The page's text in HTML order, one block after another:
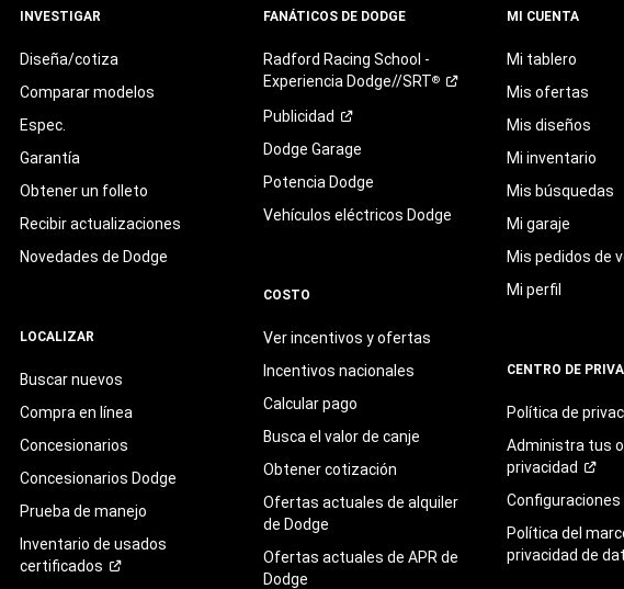
INVESTIGAR
Diseña/cotiza
Comparar modelos
Espec.
Garantía
Obtener un folleto
Recibir actualizaciones
Novedades de Dodge
LOCALIZAR
Buscar nuevos
Compra en línea
Concesionarios
Concesionarios Dodge
Prueba de manejo
Inventario de usados
certificados
FANÁTICOS DE DODGE
Radford Racing School -
Experiencia Dodge//SRT®
Publicidad
Dodge Garage
Potencia Dodge
Vehículos eléctricos Dodge
COSTO
Ver incentivos y ofertas
Incentivos nacionales
Calcular pago
Busca el valor de canje
Obtener cotización
Ofertas actuales de alquiler
de Dodge
Ofertas actuales de APR de
Dodge
MI CUENTA
Mi tablero
Mis ofertas
Mis diseños
Mi inventario
Mis búsquedas
Mi garaje
Mis pedidos de
Mi perfil
CENTRO DE
Política de
Administra tus
privacidad
Configuraciones
Política del
privacidad de